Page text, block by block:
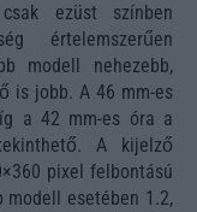
ezüst színben
értelemszerűen
modell nehezebb,
is jobb. A 46 mm-es
a 42 mm-es óra a
A kijelző
pixel felbontású
modell esetében 1.2,